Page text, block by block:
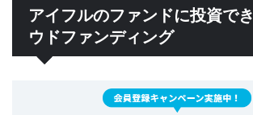
アイフルのファンドに投資で
ウドファンディング